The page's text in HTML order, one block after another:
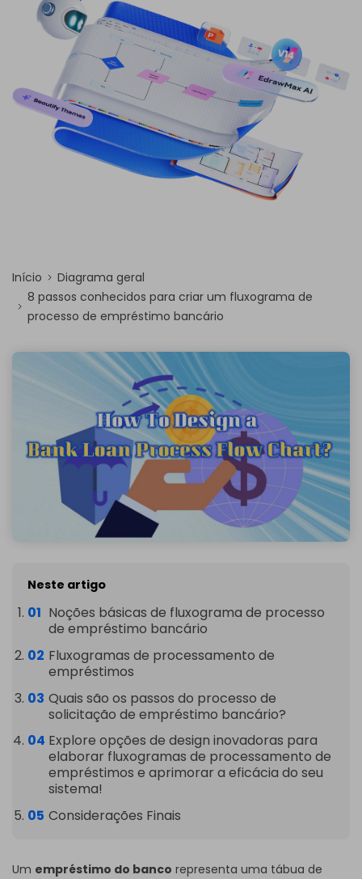
Início
Diagrama geral
8 passos conhecidos para criar um fluxograma de
processo de empréstimo bancário
Neste artigo
Noções básicas de fluxograma de processo
de empréstimo bancário
Fluxogramas de processamento de
empréstimos
Quais são os passos do processo de
solicitação de empréstimo bancário?
Explore opções de design inovadoras para
elaborar fluxogramas de processamento de
empréstimos e aprimorar a eficácia do seu
sistema!
Considerações Finais
Um empréstimo do banco representa uma tábua de